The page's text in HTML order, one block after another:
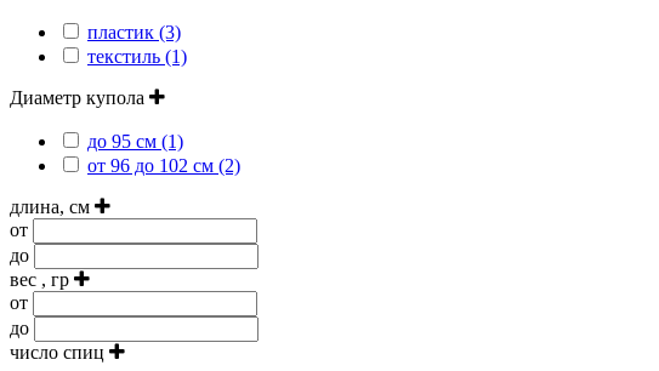
пластик (3)
текстиль (1)
Диаметр купола
до 95 см (1)
от 96 до 102 см (2)
длина, см
от
до
вес , гр
от
до
число спиц